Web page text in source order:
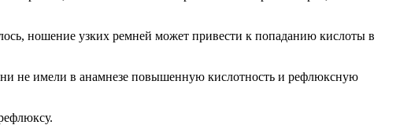
ношение узких ремней может привести к попаданию кислоты в
не имели в анамнезе повышенную кислотность и рефлюксную